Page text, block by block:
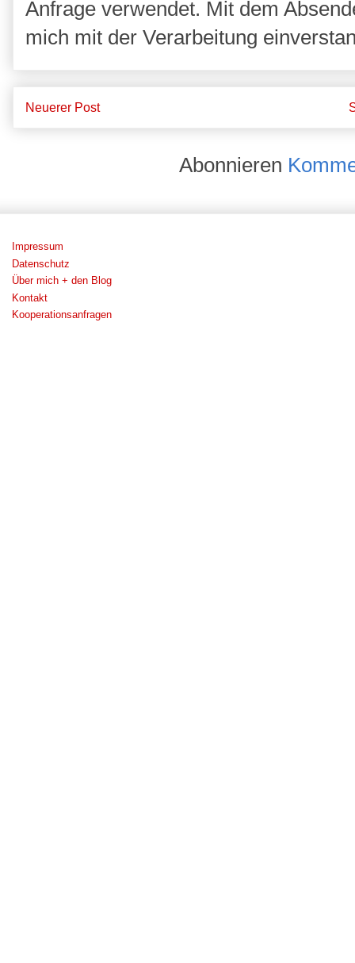
Anfrage verwendet. Mit dem
mich mit der Verarbeitung
Neuerer Post
Abonnieren
Impressum
Datenschutz
Über mich + den Blog
Kontakt
Kooperationsanfragen